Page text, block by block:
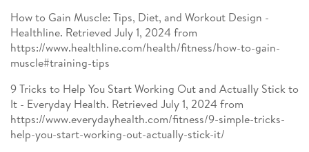
How to Gain Muscle: Tips, Diet, and Workout Design -
Healthline. Retrieved July 1, 2024 from
https://www.healthline.com/health/fitness/how-to-gain-
muscle#training-tips
9 Tricks to Help You Start Working Out and Actually Stick to
It - Everyday Health. Retrieved July 1, 2024 from
https://www.everydayhealth.com/fitness/9-simple-tricks-
help-you-start-working-out-actually-stick-it/